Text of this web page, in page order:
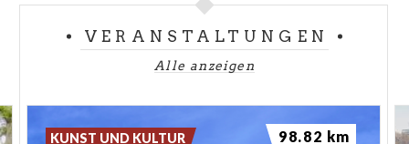
VERANSTALTUNGEN
Alle anzeigen
KUNST UND KULTUR 98.82 km